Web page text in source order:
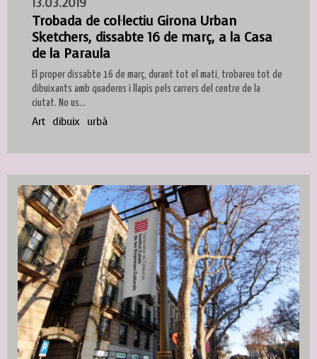
Trobada de col·lectiu Girona Urban
Sketchers, dissabte 16 de març, a la Casa
de la Paraula
El proper dissabte 16 de març, durant tot el matí, trobareu tot de
dibuixants amb quaderns i llapis pels carrers del centre de la
ciutat. No us...
Art dibuix urbà